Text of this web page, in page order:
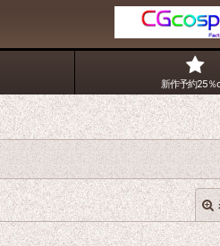
新作予約25％